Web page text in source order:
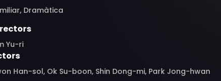
Dramàtica
Yu-ri
Han-sol, Ok Su-boon, Shin Dong-mi, Park Jong-hwan